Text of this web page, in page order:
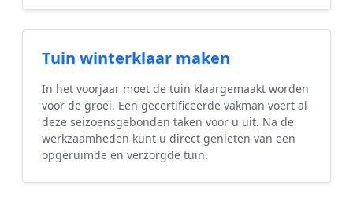
Tuin winterklaar maken
In het voorjaar moet de tuin klaargemaakt worden
voor de groei. Een gecertificeerde vakman voert al
deze seizoensgebonden taken voor u uit. Na de
werkzaamheden kunt u direct genieten van een
opgeruimde en verzorgde tuin.